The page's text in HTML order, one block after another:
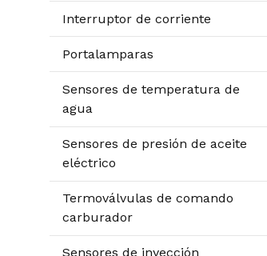
Interruptor de corriente
Portalamparas
Sensores de temperatura de
agua
Sensores de presión de aceite
eléctrico
Termoválvulas de comando
carburador
Sensores de inyección